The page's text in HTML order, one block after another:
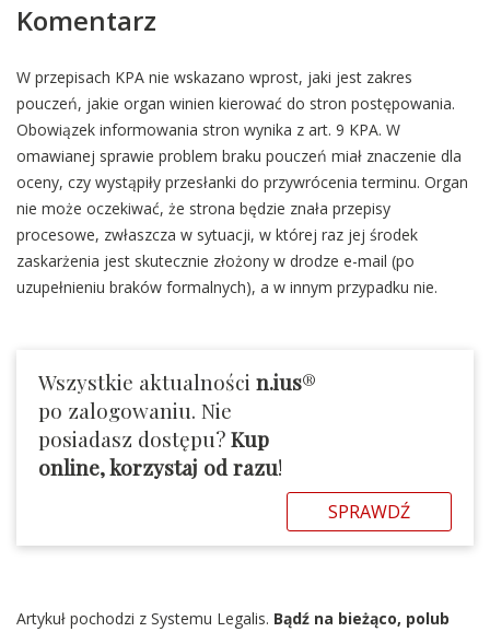
Komentarz
W przepisach KPA nie wskazano wprost, jaki jest zakres
pouczeń, jakie organ winien kierować do stron postępowania.
Obowiązek informowania stron wynika z art. 9 KPA. W
omawianej sprawie problem braku pouczeń miał znaczenie dla
oceny, czy wystąpiły przesłanki do przywrócenia terminu. Organ
nie może oczekiwać, że strona będzie znała przepisy
procesowe, zwłaszcza w sytuacji, w której raz jej środek
zaskarżenia jest skutecznie złożony w drodze e-mail (po
uzupełnieniu braków formalnych), a w innym przypadku nie.
Wszystkie aktualności n.ius®
po zalogowaniu. Nie
posiadasz dostępu?Kup
online, korzystaj od razu!
SPRAWDŹ
Artykuł pochodzi z Systemu Legalis. Bądź na bieżąco, polub